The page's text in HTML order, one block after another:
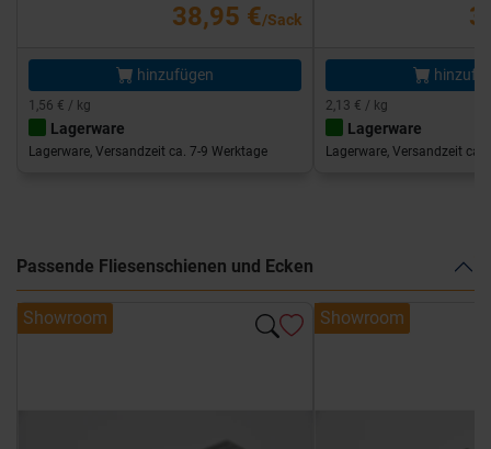
38,95 €/Sack
hinzufügen
1,56 € / kg
Lagerware
Lagerware, Versandzeit ca. 7-9 Werktage
2,13 € / kg
Lagerware
Lagerware, Versandzeit ca.
Passende Fliesenschienen und Ecken
Showroom Showroom